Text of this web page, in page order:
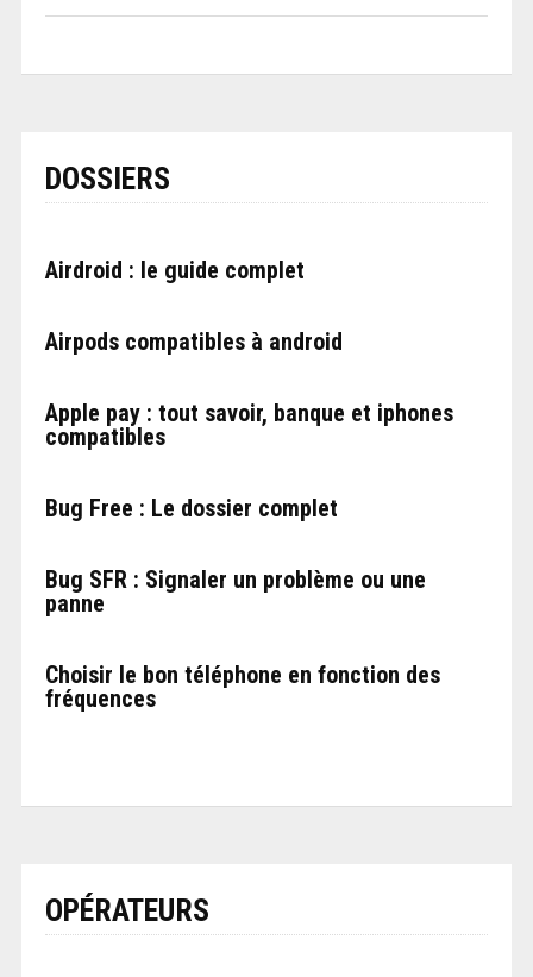
DOSSIERS
Airdroid : le guide complet
Airpods compatibles à android
Apple pay : tout savoir, banque et iphones
compatibles
Bug Free : Le dossier complet
Bug SFR : Signaler un problème ou une
panne
Choisir le bon téléphone en fonction des
fréquences
OPÉRATEURS